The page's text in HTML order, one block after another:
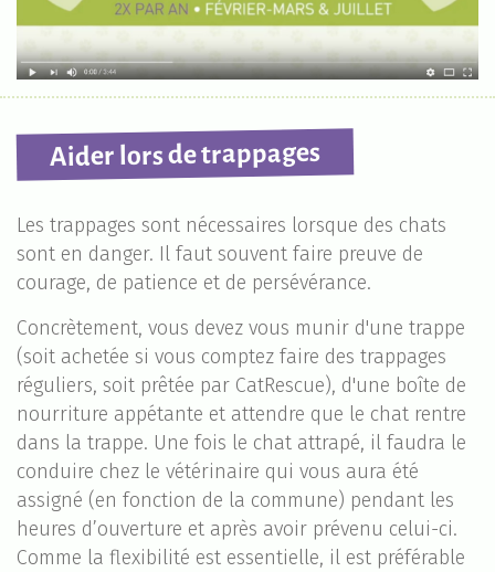
Aider lors de trappages
Les trappages sont nécessaires lorsque des chats
sont en danger. Il faut souvent faire preuve de
courage, de patience et de persévérance.
Concrètement, vous devez vous munir d'une trappe
(soit achetée si vous comptez faire des trappages
réguliers, soit prêtée par CatRescue), d'une boîte de
nourriture appétante et attendre que le chat rentre
dans la trappe. Une fois le chat attrapé, il faudra le
conduire chez le vétérinaire qui vous aura été
assigné (en fonction de la commune) pendant les
heures d’ouverture et après avoir prévenu celui-ci.
Comme la flexibilité est essentielle, il est préférable